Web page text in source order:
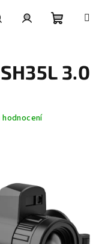
košík
3.0